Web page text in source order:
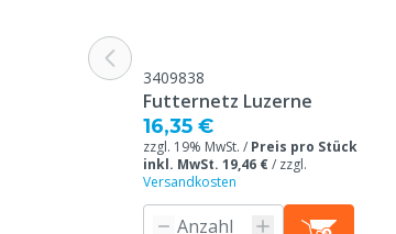
3409838
Futternetz Luzerne
16,35 €
zzgl. 19% MwSt. / Preis pro Stück
inkl. MwSt. 19,46 €/ zzgl.
Versandkosten